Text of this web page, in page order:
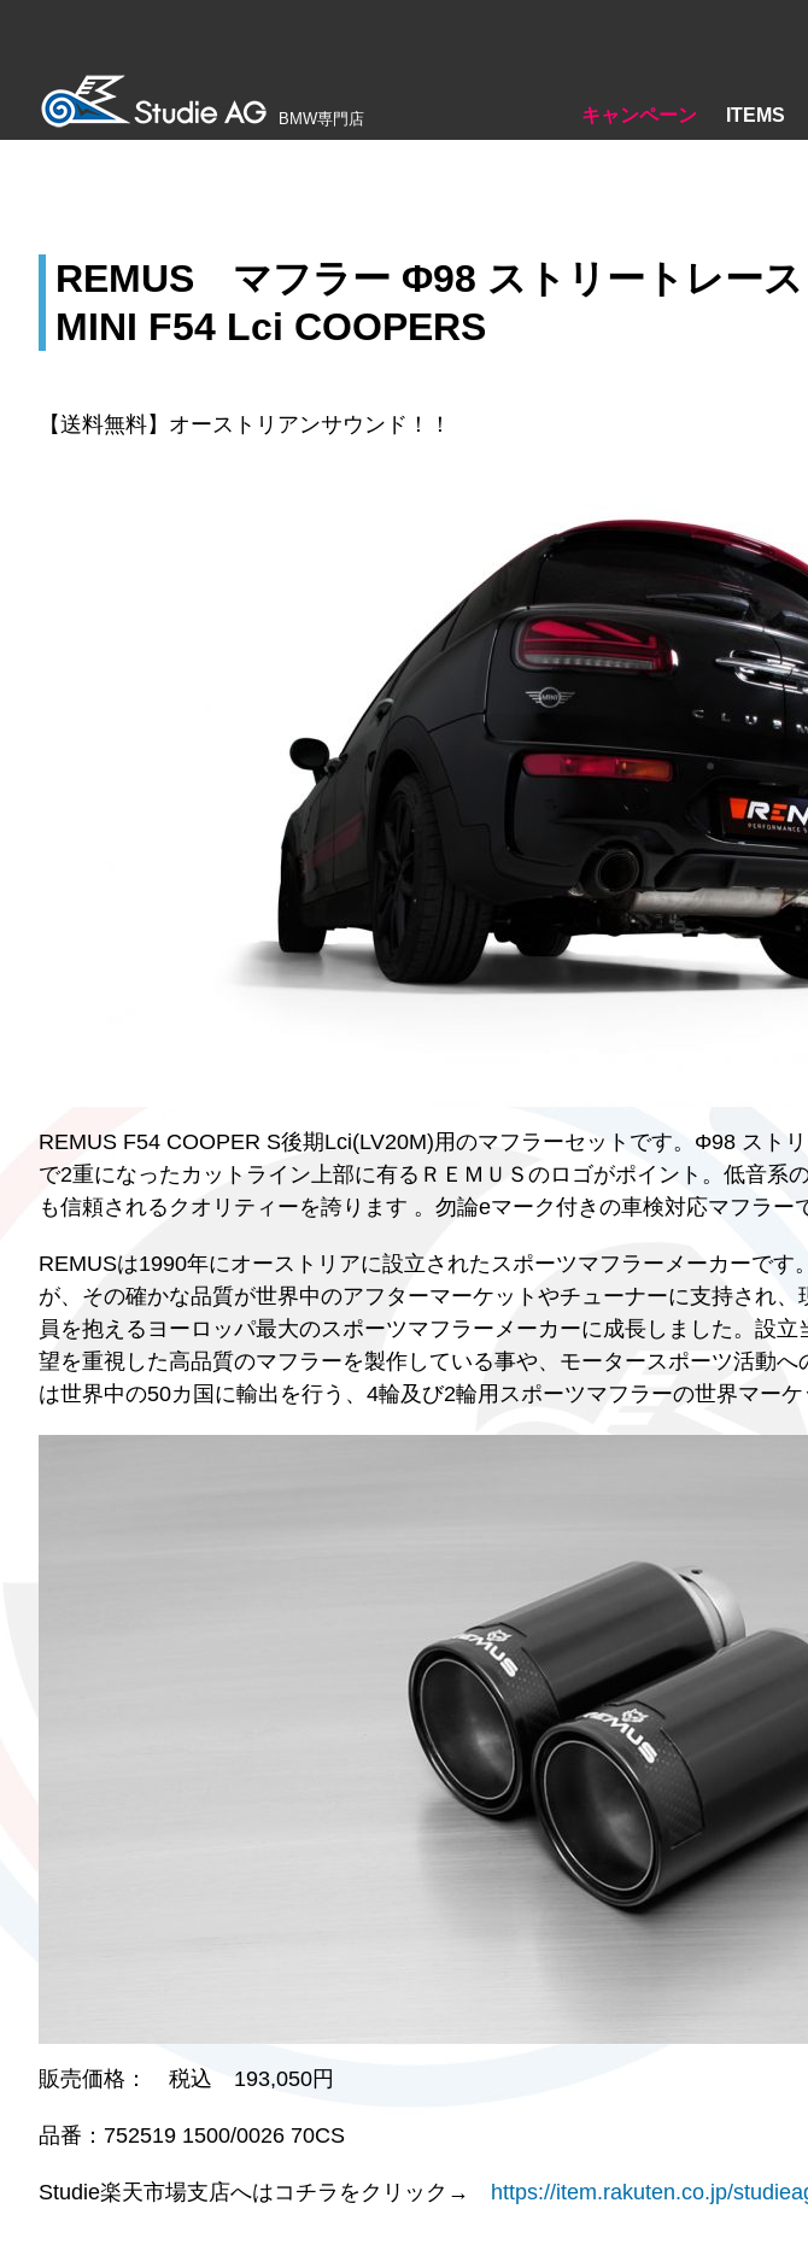
BMW専門店 キャンペーン ITEMS
REMUS マフラー Φ98 ストリートレー
MINI F54 Lci COOPERS
【送料無料】オーストリアンサウンド！！
REMUS F54 COOPER S後期Lci(LV20M)用のマフラーセットです。Φ98 スト
で2重になったカットライン上部に有るＲＥＭＵＳのロゴがポイント。低音系
も信頼されるクオリティーを誇ります 。勿論eマーク付きの車検対応マフラー
REMUSは1990年にオーストリアに設立されたスポーツマフラーメーカーです
が、その確かな品質が世界中のアフターマーケットやチューナーに支持され
員を抱えるヨーロッパ最大のスポーツマフラーメーカーに成長しました。設
望を重視した高品質のマフラーを製作している事や、モータースポーツ活動
は世界中の50カ国に輸出を行う、4輪及び2輪用スポーツマフラーの世界マーケ
販売価格： 税込 193,050円
品番：752519 1500/0026 70CS
Studie楽天市場支店へはコチラをクリック→ https://item.rakuten.co.jp/